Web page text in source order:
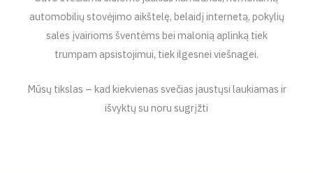
automobilių stovėjimo aikštelę, belaidį internetą, pokylių
sales įvairioms šventėms bei malonią aplinką tiek
trumpam apsistojimui, tiek ilgesnei viešnagei.
Mūsų tikslas – kad kiekvienas svečias jaustųsi laukiamas ir
išvyktų su noru sugrįžti